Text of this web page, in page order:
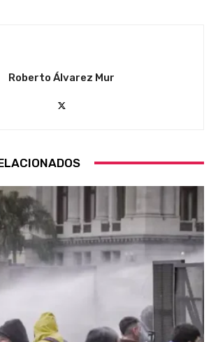
Roberto Álvarez Mur